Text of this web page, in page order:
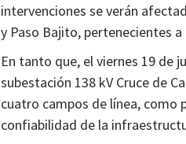
intervenciones se verán
y Paso Bajito, pertenecientes a
En tanto que, el viernes 19 de
subestación 138 kV Cruce de
cuatro campos de línea, como
confiabilidad de la